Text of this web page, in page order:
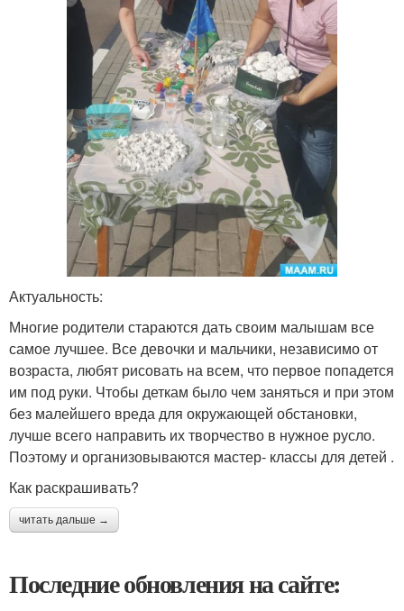
Актуальность:
Многие родители стараются дать своим малышам все
самое лучшее. Все девочки и мальчики, независимо от
возраста, любят рисовать на всем, что первое попадется
им под руки. Чтобы деткам было чем заняться и при этом
без малейшего вреда для окружающей обстановки,
лучше всего направить их творчество в нужное русло.
Поэтому и организовываются мастер- классы для детей .
Как раскрашивать?
читать дальше →
Последние обновления на сайте: